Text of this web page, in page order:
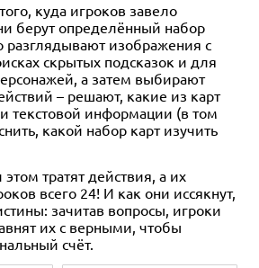
куда игроков завело
берут определённый набор
разглядывают изображения с
скрытых подсказок и для
а затем выбирают
– решают, какие из карт
текстовой информации (в том
какой набор карт изучить
тратят действия, а их
всего 24! И как они иссякнут,
зачитав вопросы, игроки
их с верными, чтобы
счёт.